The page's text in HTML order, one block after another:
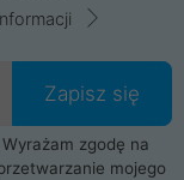
Zapisz się
zgodę na
mojego